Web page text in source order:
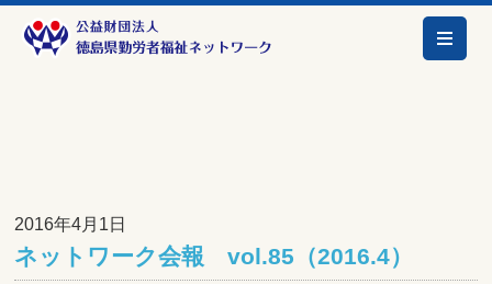
2016年4月1日
ネットワーク会報 vol.85（2016.4）